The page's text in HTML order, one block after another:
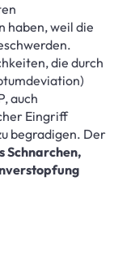
haben, weil die
die durch
auch
Eingriff
begradigen. Der
Schnarchen,